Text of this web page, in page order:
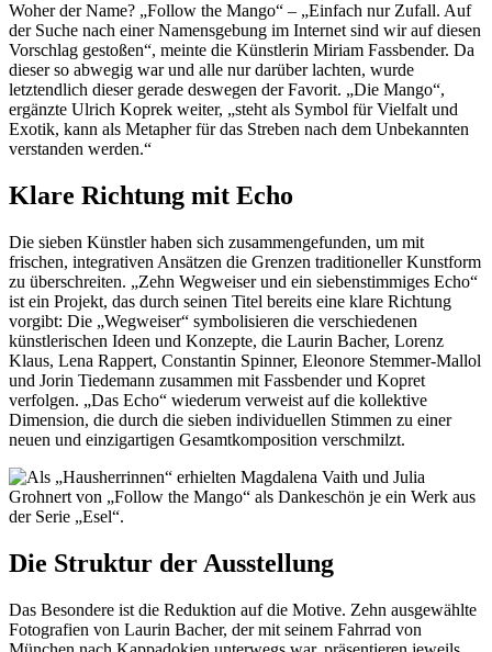
Woher der Name? „Follow the Mango“ – „Einfach nur Zufall. Auf
der Suche nach einer Namensgebung im Internet sind wir auf diesen
Vorschlag gestoßen“, meinte die Künstlerin Miriam Fassbender. Da
dieser so abwegig war und alle nur darüber lachten, wurde
letztendlich dieser gerade deswegen der Favorit. „Die Mango“,
ergänzte Ulrich Koprek weiter, „steht als Symbol für Vielfalt und
Exotik, kann als Metapher für das Streben nach dem Unbekannten
verstanden werden.“
Klare Richtung mit Echo
Die sieben Künstler haben sich zusammengefunden, um mit
frischen, integrativen Ansätzen die Grenzen traditioneller Kunstform
zu überschreiten. „Zehn Wegweiser und ein siebenstimmiges Echo“
ist ein Projekt, das durch seinen Titel bereits eine klare Richtung
vorgibt: Die „Wegweiser“ symbolisieren die verschiedenen
künstlerischen Ideen und Konzepte, die Laurin Bacher, Lorenz
Klaus, Lena Rappert, Constantin Spinner, Eleonore Stemmer-Mallol
und Jorin Tiedemann zusammen mit Fassbender und Kopret
verfolgen. „Das Echo“ wiederum verweist auf die kollektive
Dimension, die durch die sieben individuellen Stimmen zu einer
neuen und einzigartigen Gesamtkomposition verschmilzt.
Die Struktur der Ausstellung
Das Besondere ist die Reduktion auf die Motive. Zehn ausgewählte
Fotografien von Laurin Bacher, der mit seinem Fahrrad von